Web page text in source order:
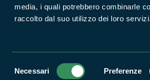
media, i quali potrebbero combinarle
raccolto dal suo utilizzo dei loro servizi.
Necessari Preferenze
è liberamente utilizzabile: leggi il